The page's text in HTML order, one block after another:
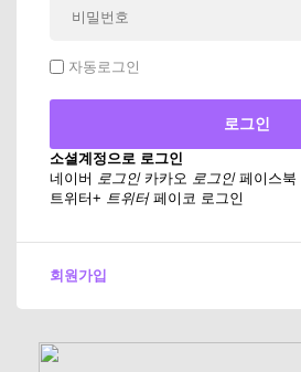
자동로그인
소셜계정으로 로그인
네이버 로그인 카카오 로그인 페이스북
트위터+ 트위터 페이코 로그인
회원가입